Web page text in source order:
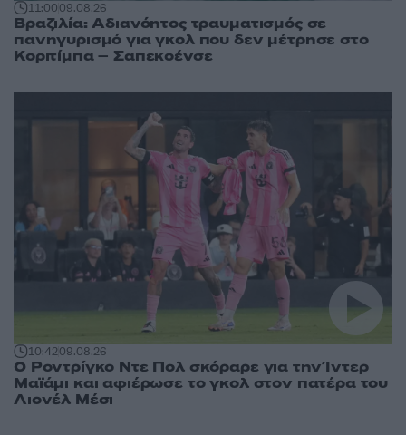
11:0009.08.26
Βραζιλία: Αδιανόητος τραυματισμός σε
πανηγυρισμό για γκολ που δεν μέτρησε στο
Κοριτίμπα – Σαπεκοένσε
10:4209.08.26
Ο Ροντρίγκο Ντε Πολ σκόραρε για την Ίντερ
Μαϊάμι και αφιέρωσε το γκολ στον πατέρα του
Λιονέλ Μέσι